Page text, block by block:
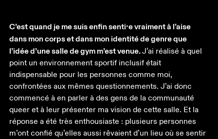
C’est quand je me suis enfin senti⸱e vraiment à l’aise
dans mon corps et dans mon identité de genre que
l’idée d’une salle de gym m’est venue. J’ai réalisé à quel
point un environnement sportif inclusif était
indispensable pour les personnes comme moi,
confrontées aux mêmes questionnements. J’ai donc
commencé à en parler à des gens de la communauté
queer et à leur présenter ma vision de cette salle. Et la
réponse a été très enthousiaste : plusieurs personnes
m’ont confié qu’elles aussi rêvaient d’un lieu où se sentir